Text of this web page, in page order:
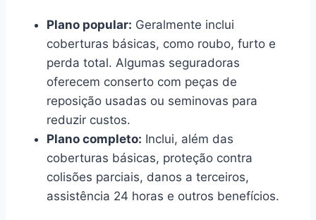
Plano popular: Geralmente inclui
coberturas básicas, como roubo, furto e
perda total. Algumas seguradoras
oferecem conserto com peças de
reposição usadas ou seminovas para
reduzir custos.
Plano completo: Inclui, além das
coberturas básicas, proteção contra
colisões parciais, danos a terceiros,
assistência 24 horas e outros benefícios.